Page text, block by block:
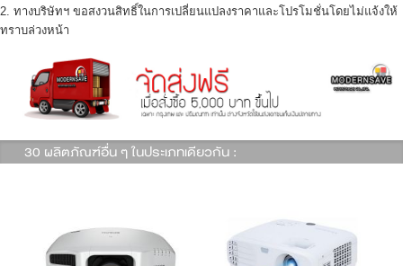
2. ทางบริษัทฯ ขอสงวนสิทธิ์ในการเปลี่ยนแปลงราคาและโปรโมชั่นโดยไม่แจ้งให้
ทราบล่วงหน้า
30 ผลิตภัณฑ์อื่น ๆ ในประเภทเดียวกัน :